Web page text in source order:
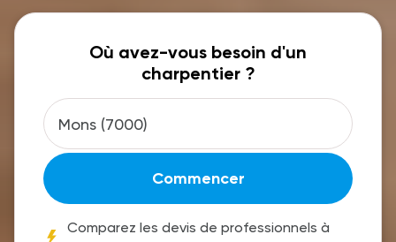
Où avez-vous besoin d'un
charpentier ?
Commencer
Comparez les devis de professionnels à